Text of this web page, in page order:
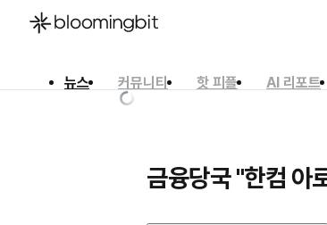
뉴스 커뮤니티 핫 피플 AI 리포트
금융당국 "한컴 아